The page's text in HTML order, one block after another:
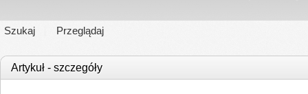
Szukaj Przeglądaj
Artykuł - szczegóły